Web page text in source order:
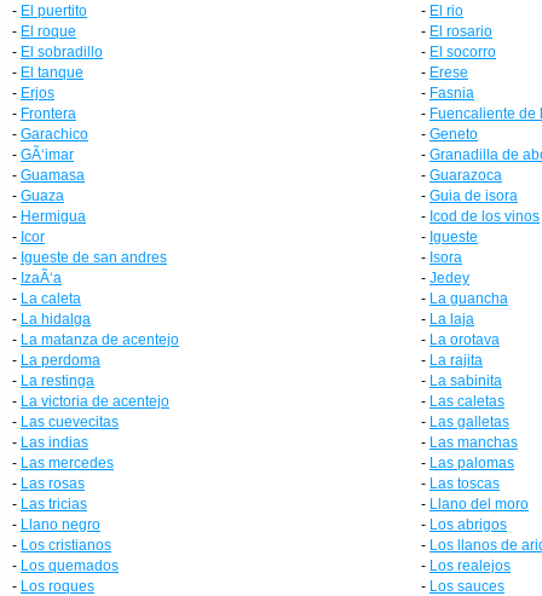
- El puertito - El rio
- El roque - El rosario
- El sobradillo - El socorro
- El tanque - Erese
- Erjos - Fasnia
- Frontera - Fuencaliente de
- Garachico - Geneto
- GÃ‘imar - Granadilla de
- Guamasa - Guarazoca
- Guaza - Guia de isora
- Hermigua - Icod de los vinos
- Icor - Igueste
- Igueste de san andres - Isora
- IzaÃ‘a - Jedey
- La caleta - La guancha
- La hidalga - La laja
- La matanza de acentejo - La orotava
- La perdoma - La rajita
- La restinga - La sabinita
- La victoria de acentejo - Las caletas
- Las cuevecitas - Las galletas
- Las indias - Las manchas
- Las mercedes - Las palomas
- Las rosas - Las toscas
- Las tricias - Llano del moro
- Llano negro - Los abrigos
- Los cristianos - Los llanos de
- Los quemados - Los realejos
- Los roques - Los sauces